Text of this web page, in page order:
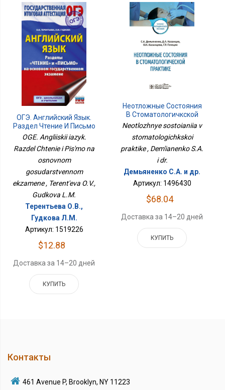
ОГЭ. Английский Язык.
Раздел Чтение И Письмо
На Основном
Государственном
Экзамене
OGE. Angliiskii iazyk.
Razdel Chtenie i Pis'mo na
osnovnom
gosudarstvennom
ekzamene , Terent'eva O.V.,
Gudkova L.M.
Терентьева О.В.,
Гудкова Л.М.
Артикул: 1519226
$12.88
Доставка за 14–20 дней
КУПИТЬ
Неотложные Состояния
В Стоматологичкской
Практике
Neotlozhnye sostoianiia v
stomatologichkskoi
praktike , Dem'ianenko S.A.
i dr.
Демьяненко С.А. и др.
Артикул: 1496430
$68.04
Доставка за 14–20 дней
КУПИТЬ
Контакты
461 Avenue P, Brooklyn, NY 11223